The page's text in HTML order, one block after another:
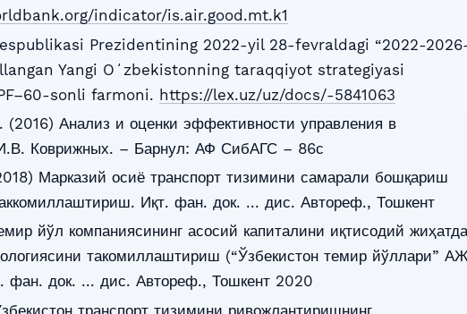
indicator/is.air.good.mt.k1
Prezidentining 2022-yil 28-fevraldagi “2022-
Yangi Oʻzbekistonning taraqqiyot strategiyasi
sonli farmoni. https://lex.uz/uz/docs/-5841063
Анализ и оценки эффективности управления в
Коврижных. – Барнул: АФ СибАГС – 86с
Марказий осиё транспорт тизимини самарали бошқариш
Иқт. фан. док. ... дис. Автореф., Тошкент
йўл компаниясининг асосий капиталини иқтисодий
такомиллаштириш (“Ўзбекистон темир йўллари”
фан. док. ... дис. Автореф., Тошкент 2020
транспорт тизимини ривожлантиришнинг